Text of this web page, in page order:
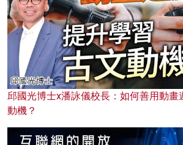
邱國光博士x潘詠儀校長：如何善用動畫
動機？